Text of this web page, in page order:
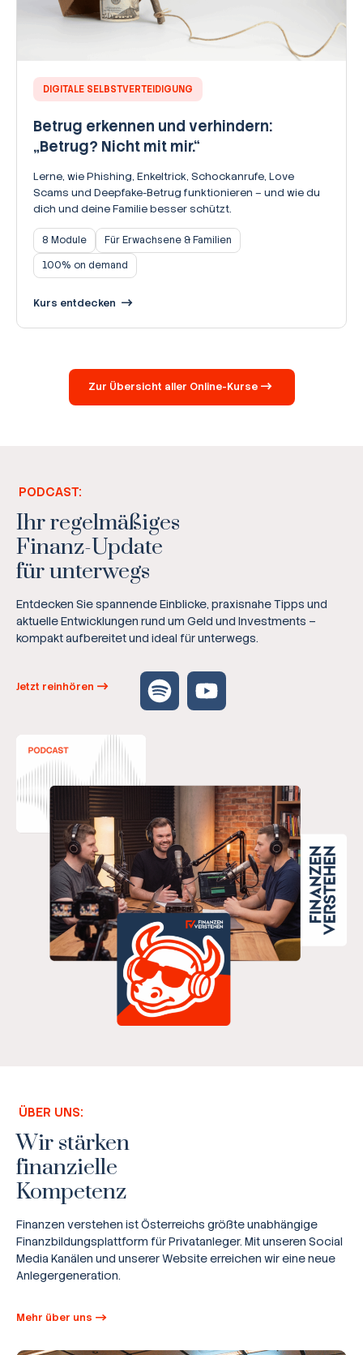
DIGITALE SELBSTVERTEIDIGUNG
Betrug erkennen und verhindern:
„Betrug? Nicht mit mir.“
Lerne, wie Phishing, Enkeltrick, Schockanrufe, Love
Scams und Deepfake-Betrug funktionieren – und wie du
dich und deine Familie besser schützt.
8 Module
Für Erwachsene & Familien
100% on demand
Kurs entdecken
Zur Übersicht aller Online-Kurse
PODCAST:
Ihr regelmäßiges
Finanz-Update
für unterwegs
Entdecken Sie spannende Einblicke, praxisnahe Tipps und
aktuelle Entwicklungen rund um Geld und Investments –
kompakt aufbereitet und ideal für unterwegs.
Jetzt reinhören
ÜBER UNS:
Wir stärken
finanzielle
Kompetenz
Finanzen verstehen ist Österreichs größte unabhängige
Finanzbildungsplattform für Privatanleger. Mit unseren Social
Media Kanälen und unserer Website erreichen wir eine neue
Anlegergeneration.
Mehr über uns